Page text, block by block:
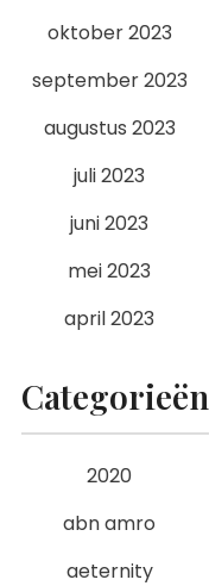
oktober 2023
september 2023
augustus 2023
juli 2023
juni 2023
mei 2023
april 2023
Categorieën
2020
abn amro
aeternity